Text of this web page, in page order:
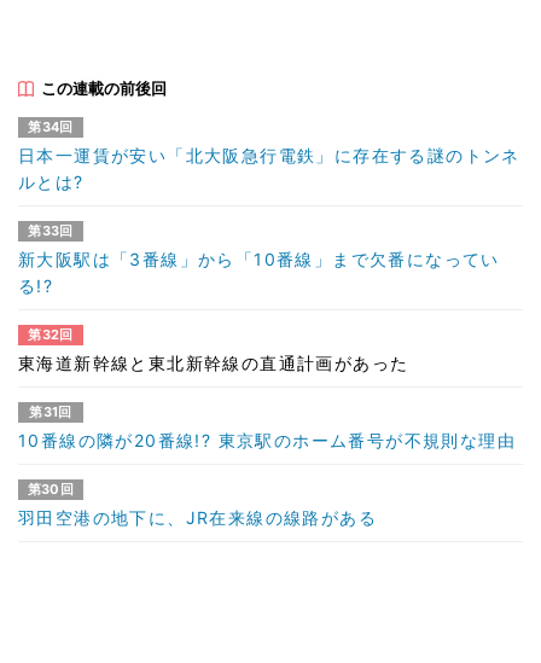
この連載の前後回
第34回
日本一運賃が安い「北大阪急行電鉄」に存在する謎のトンネ
ルとは?
第33回
新大阪駅は「3番線」から「10番線」まで欠番になってい
る!?
第32回
東海道新幹線と東北新幹線の直通計画があった
第31回
10番線の隣が20番線!? 東京駅のホーム番号が不規則な理由
第30回
羽田空港の地下に、JR在来線の線路がある